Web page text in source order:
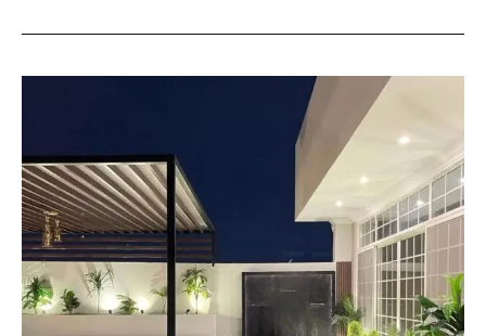
استراحات
في
مكة